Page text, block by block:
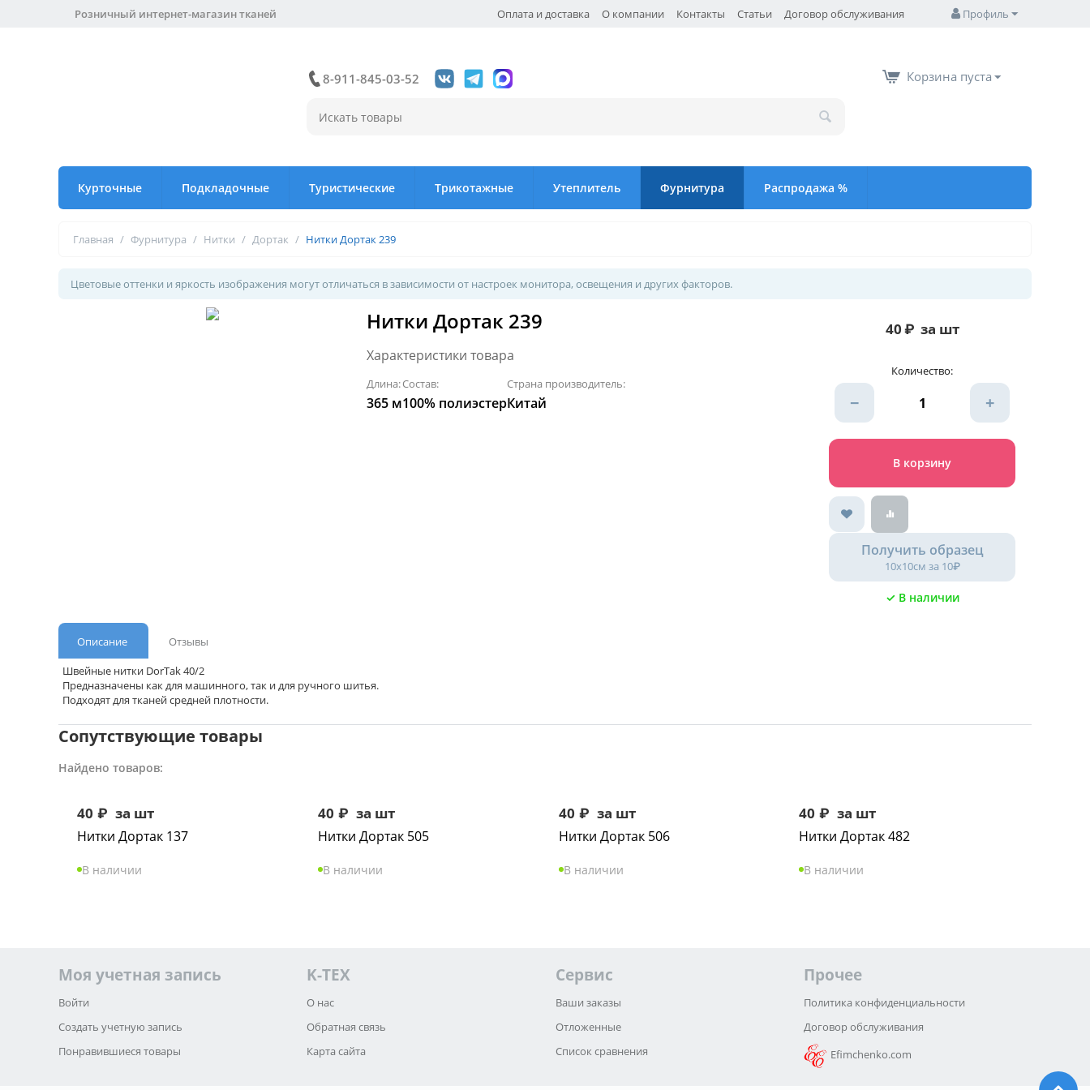
Профиль
Оплата и доставка О компании Контакты Статьи Договор обслуживания
Розничный интернет-магазин тканей
8-911-845-03-52 Корзина пуста
Курточные Подкладочные Туристические Трикотажные Утеплитель Фурнитура Распродажа %
Главная / Фурнитура / Нитки / Дортак / Нитки Дортак 239
Цветовые оттенки и яркость изображения могут отличаться в зависимости от настроек монитора, освещения и других факторов.
Нитки Дортак 239
Характеристики товара
Длина:
365 м
Состав:
100% полиэстер
Страна производитель:
Китай
40₽ за шт
Количество:
+
−
В корзину
Получить образец
10х10см за 10₽
✓ В наличии
Описание
Отзывы
Швейные нитки DorTak 40/2
Предназначены как для машинного, так и для ручного шитья.
Подходят для тканей средней плотности.
Сопутствующие товары
Найдено товаров:
40 ₽ за шт
Нитки Дортак 137
В наличии
40 ₽ за шт
Нитки Дортак 505
В наличии
40 ₽ за шт
Нитки Дортак 506
В наличии
40 ₽ за шт
Нитки Дортак 482
В наличии
Моя учетная запись
Войти
Создать учетную запись
Понравившиеся товары
K-TEX
О нас
Обратная связь
Карта сайта
Сервис
Ваши заказы
Отложенные
Список сравнения
Прочее
Политика конфиденциальности
Договор обслуживания
Efimchenko.com